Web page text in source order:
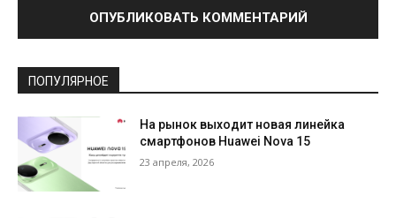
ПОПУЛЯРНОЕ
На рынок выходит новая линейка
смартфонов Huawei Nova 15
23 апреля, 2026